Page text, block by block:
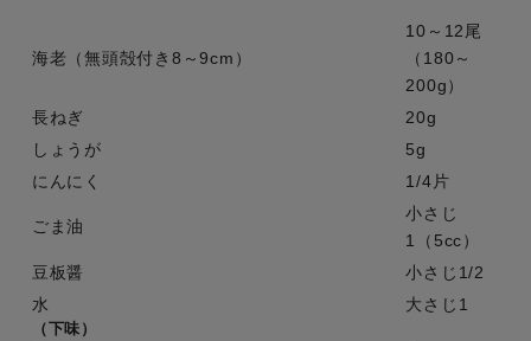
海老（無頭殻付き8～9cm）
10～12尾
（180～
200g）
長ねぎ
20g
しょうが
5g
にんにく
1/4片
ごま油
小さじ
1（5cc）
豆板醤
小さじ1/2
水
大さじ1
（下味）